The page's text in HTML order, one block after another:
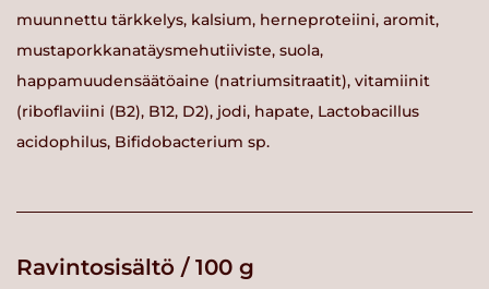
muunnettu tärkkelys, kalsium, herneproteiini, aromit,
mustaporkkanatäysmehutiiviste, suola,
happamuudensäätöaine (natriumsitraatit), vitamiinit
(riboflaviini (B2), B12, D2), jodi, hapate, Lactobacillus
acidophilus, Bifidobacterium sp.
Ravintosisältö / 100 g